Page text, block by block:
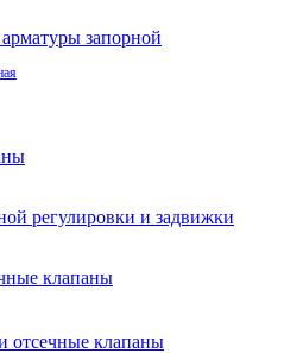
запорной
регулировки и задвижки
клапаны
отсечные клапаны